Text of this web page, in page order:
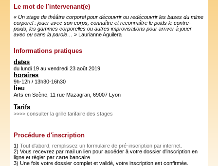
Le mot de l'intervenant(e)
« Un stage de théâtre corporel pour découvrir ou redécouvrir les bases du mime
corporel : jouer avec son corps, connaître et reconnaître le poids le contre-
poids, les gammes corporelles ou autres improvisations pour arriver à jouer
avec ou sans la parole… »Laurianne Aguilera
Informations pratiques
dates
du lundi 19 au vendredi 23 août 2019
horaires
9h-12h / 13h30-16h30
lieu
Arts en Scène, 11 rue Mazagran, 69007 Lyon
Tarifs
>>>> consulter la grille tarifaire des stages
Procédure d'inscription
1)Tout d'abord, remplissez un formulaire de pré-inscription par internet.
2) Vous recevrez par mail un lien pour accéder à votre dossier d'inscription en
ligne et régler par carte bancaire.
3) Une fois votre dossier complet et validé, votre inscription est confirmée.